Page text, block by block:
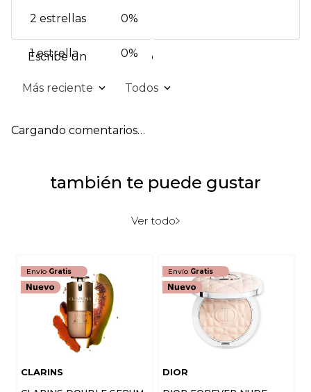
2 estrellas 0%
1 estrella 0%
Escribe un comentario
Título
Califica el producto de 1 a 5 estrellas
Dirección de email
Escribe un comentario
Más reciente Todos
Cargando comentarios…
también te puede gustar
Ver todo
Envío Gratis
CLARINS
Envío Gratis
DIOR